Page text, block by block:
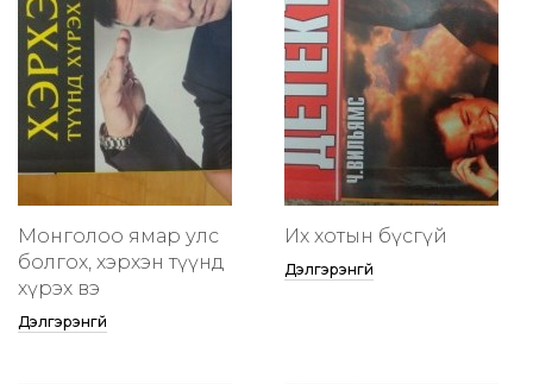
Монголоо ямар улс
болгох, хэрхэн түүнд
хүрэх вэ
Дэлгэрэнгүй
Их хотын бүсгүй
Дэлгэрэнгүй